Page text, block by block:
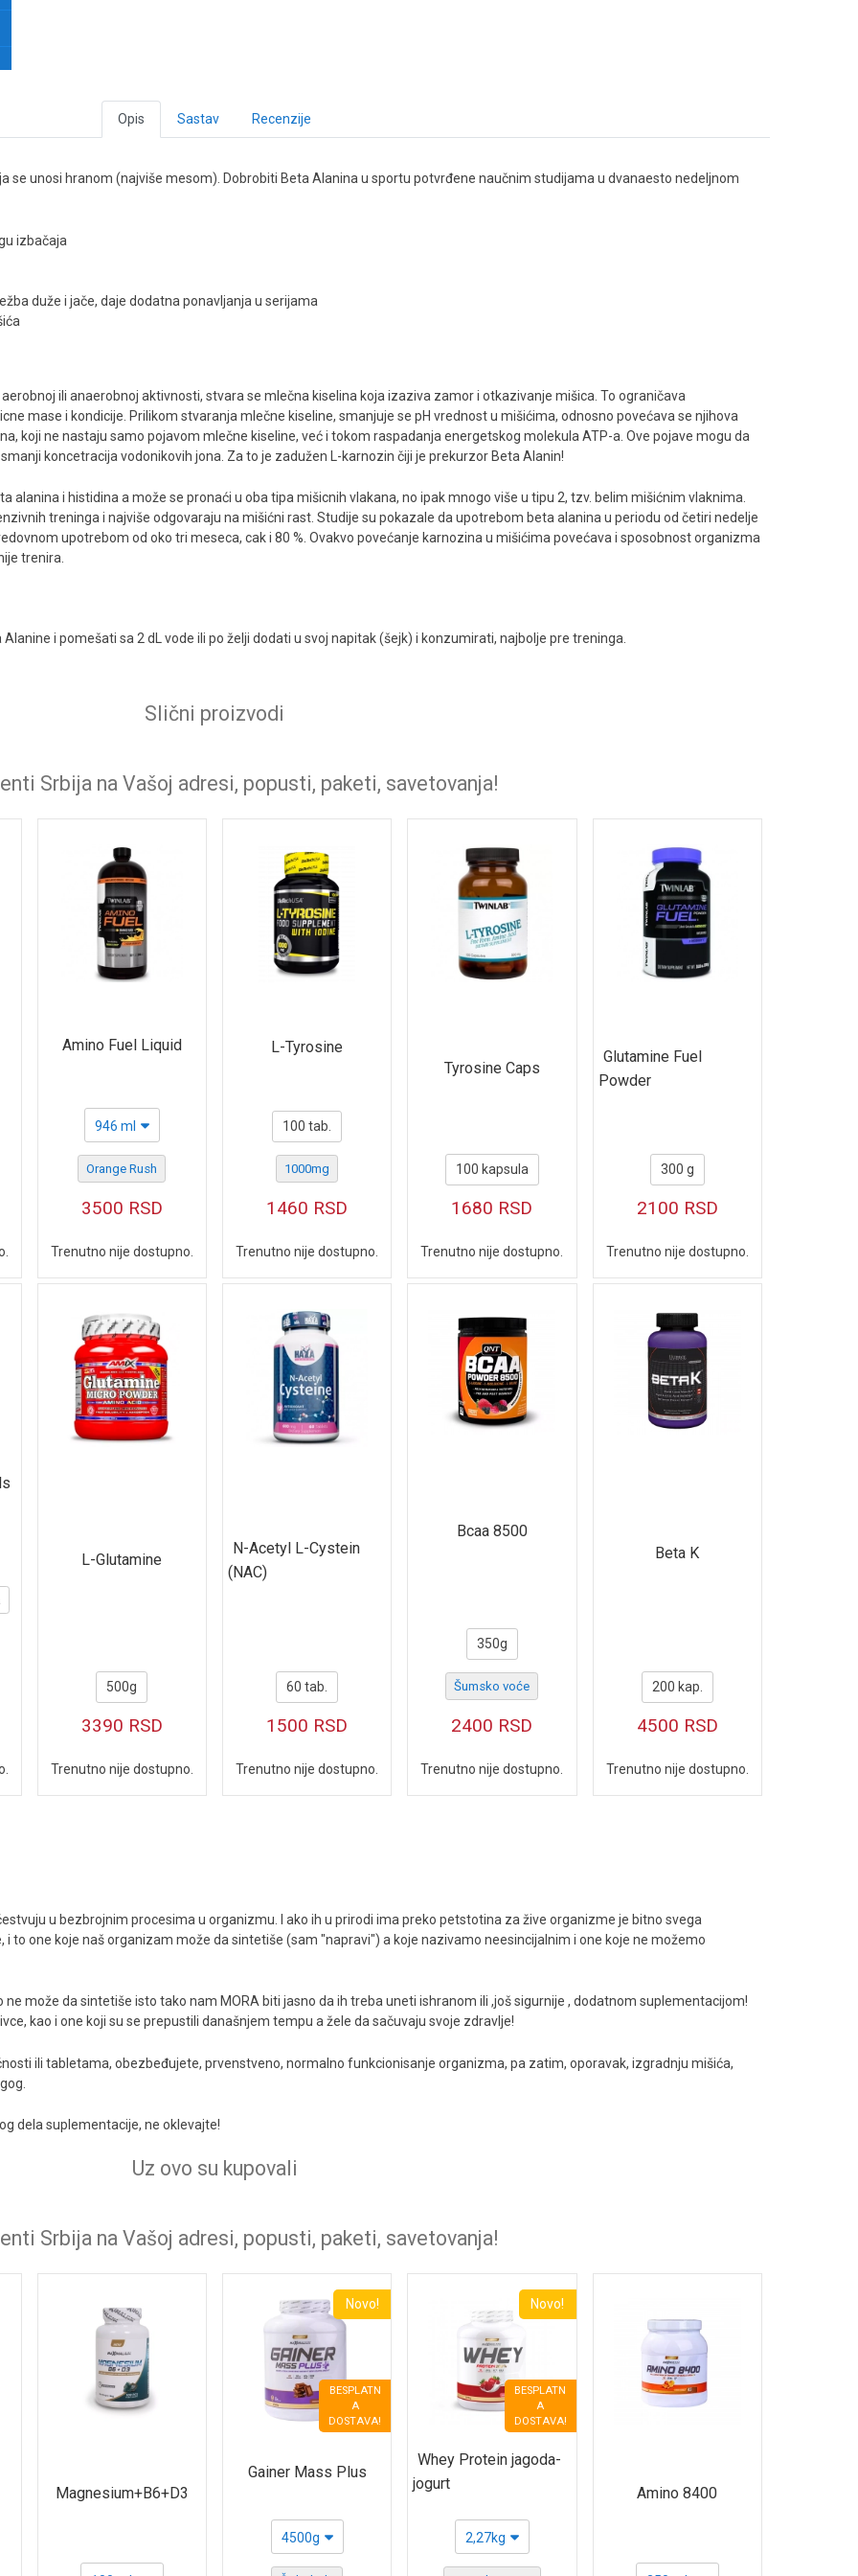
Opis Sastav Recenzije
se unosi hranom (najviše mesom). Dobrobiti Beta Alanina u sportu potvrđene naučnim studijama u dvanaesto nedeljnom
izbačaja
duže i jače, daje dodatna ponavljanja u serijama
ili anaerobnoj aktivnosti, stvara se mlečna kiselina koja izaziva zamor i otkazivanje mišica. To ograničava
mase i kondicije. Prilikom stvaranja mlečne kiseline, smanjuje se pH vrednost u mišićima, odnosno povećava se njihova
koji ne nastaju samo pojavom mlečne kiseline, već i tokom raspadanja energetskog molekula ATP-a. Ove pojave mogu da
koncetracija vodonikovih jona. Za to je zadužen L-karnozin čiji je prekurzor Beta Alanin!
alanina i histidina a može se pronaći u oba tipa mišicnih vlakana, no ipak mnogo više u tipu 2, tzv. belim mišićnim vlaknima.
treninga i najviše odgovaraju na mišićni rast. Studije su pokazale da upotrebom beta alanina u periodu od četiri nedelje
upotrebom od oko tri meseca, cak i 80 %. Ovakvo povećanje karnozina u mišićima povećava i sposobnost organizma
trenira.
i pomešati sa 2 dL vode ili po želji dodati u svoj napitak (šejk) i konzumirati, najbolje pre treninga.
Slični proizvodi
Srbija na Vašoj adresi, popusti, paketi, savetovanja!
Amino Fuel Liquid
946 ml
Orange Rush
3500 RSD
Trenutno nije dostupno.
L-Tyrosine
100 tab.
1000mg
1460 RSD
Trenutno nije dostupno.
Tyrosine Caps
100 kapsula
1680 RSD
Trenutno nije dostupno.
Glutamine Fuel
Powder
300 g
2100 RSD
Trenutno nije dostupno.
L-Glutamine
500g
3390 RSD
Trenutno nije dostupno.
N-Acetyl L-Cystein
(NAC)
60 tab.
1500 RSD
Trenutno nije dostupno.
Bcaa 8500
350g
Šumsko voće
2400 RSD
Trenutno nije dostupno.
Beta K
200 kap.
4500 RSD
Trenutno nije dostupno.
u bezbrojnim procesima u organizmu. I ako ih u prirodi ima preko petstotina za žive organizme je bitno svega
to one koje naš organizam može da sintetiše (sam "napravi") a koje nazivamo neesincijalnim i one koje ne možemo
može da sintetiše isto tako nam MORA biti jasno da ih treba uneti ishranom ili ,još sigurnije , dodatnom suplementacijom!
kao i one koji su se prepustili današnjem tempu a žele da sačuvaju svoje zdravlje!
ili tabletama, obezbeđujete, prvenstveno, normalno funkcionisanje organizma, pa zatim, oporavak, izgradnju mišića,
dela suplementacije, ne oklevajte!
Uz ovo su kupovali
Srbija na Vašoj adresi, popusti, paketi, savetovanja!
Magnesium+B6+D3
BESPLATN
A
DOSTAVA!
Novo!
Gainer Mass Plus
4500g
BESPLATN
A
DOSTAVA!
Novo!
Whey Protein jagoda-
jogurt
2,27kg
Amino 8400